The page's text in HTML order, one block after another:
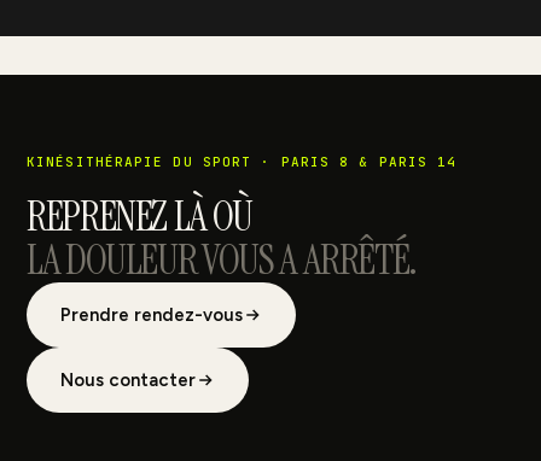
KINÉSITHÉRAPIE DU SPORT · PARIS 8 & PARIS 14
REPRENEZ LÀ OÙ
LA DOULEUR VOUS A ARRÊTÉ.
Prendre rendez-vous
Nous contacter